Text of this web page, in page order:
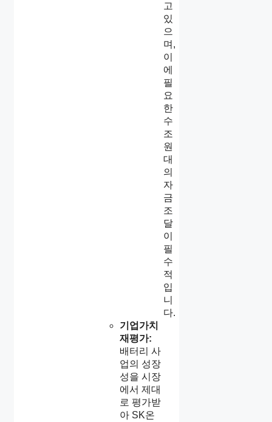
고
있
으
며,
이
에
필
요
한
수
조
원
대
의
자
금
조
달
이
필
수
적
입
니
다.
기업가치
재평가:
배터리 사
업의 성장
성을 시장
에서 제대
로 평가받
아 SK온